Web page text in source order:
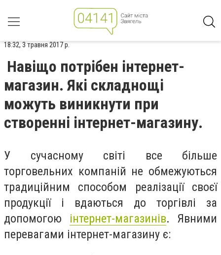
18:32, 3 травня 2017 р.
Навіщо потрібен інтернет-
магазин. Які складнощі
можуть виникнути при
створенні інтернет-магазину.
У сучасному світі все більше
торговельних компаній не обмежуються
традиційним способом реалізації своєї
продукції і вдаються до торгівлі за
допомогою інтернет-магазинів. Явними
перевагами інтернет-магазину є: